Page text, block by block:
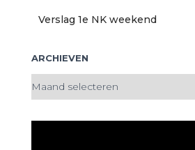
Verslag 1e NK weekend
ARCHIEVEN
A